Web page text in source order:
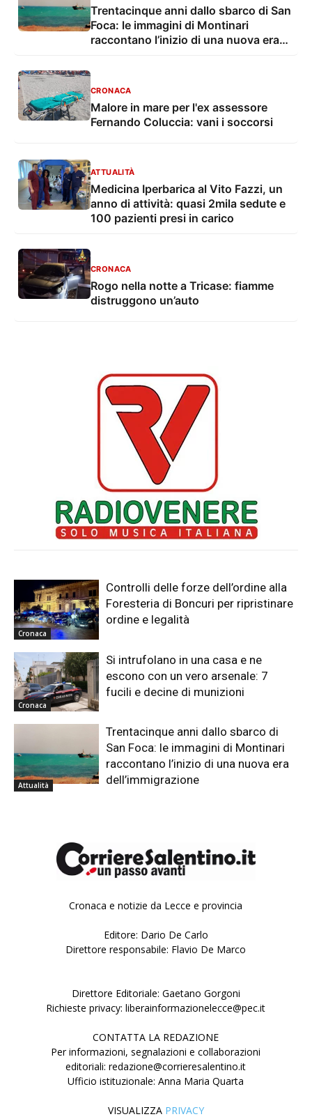
Trentacinque anni dallo sbarco di San
Foca: le immagini di Montinari
raccontano l’inizio di una nuova era
CRONACA
Malore in mare per l'ex assessore
Fernando Coluccia: vani i soccorsi
ATTUALITÀ
Medicina Iperbarica al Vito Fazzi, un
anno di attività: quasi 2mila sedute e
100 pazienti presi in carico
CRONACA
Rogo nella notte a Tricase: fiamme
distruggono un’auto
Cronaca
Controlli delle forze dell’ordine alla
Foresteria di Boncuri per ripristinare
ordine e legalità
Cronaca
Si intrufolano in una casa e ne
escono con un vero arsenale: 7
fucili e decine di munizioni
Attualità
Trentacinque anni dallo sbarco di
San Foca: le immagini di Montinari
raccontano l’inizio di una nuova era
dell’immigrazione
Cronaca e notizie da Lecce e provincia
Editore: Dario De Carlo
Direttore responsabile: Flavio De Marco
Direttore Editoriale: Gaetano Gorgoni
Richieste privacy: liberainformazionelecce@pec.it
CONTATTA LA REDAZIONE
Per informazioni, segnalazioni e collaborazioni
editoriali: redazione@corrieresalentino.it
Ufficio istituzionale: Anna Maria Quarta
VISUALIZZA PRIVACY